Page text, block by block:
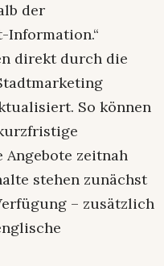
der
Information.“
direkt durch die
So können
Angebote zeitnah
stehen zunächst
– zusätzlich